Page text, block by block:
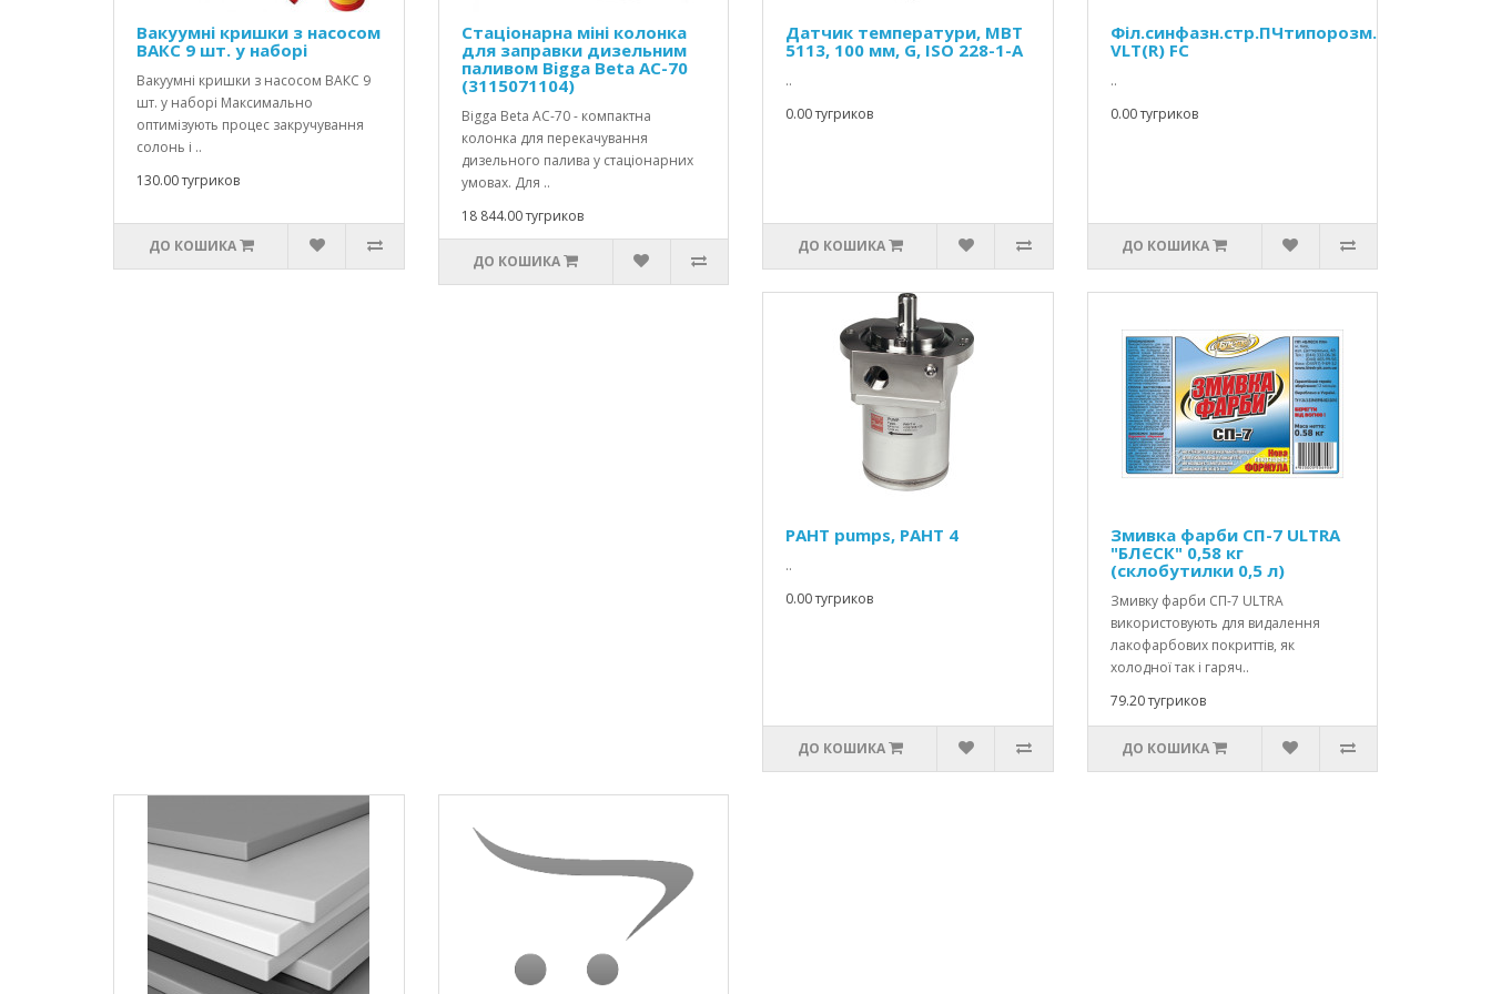
Вакуумні кришки з насосом
ВАКС 9 шт. у наборі
Вакуумні кришки з насосом ВАКС 9
шт. у наборі Максимально
оптимізують процес закручування
солонь і ..
130.00 тугриков
ДО КОШИКА
Стаціонарна міні колонка
для заправки дизельним
паливом Bigga Beta AC-70
(3115071104)
Bigga Beta AC-70 - компактна
колонка для перекачування
дизельного палива у стаціонарних
умовах. Для ..
18 844.00 тугриков
ДО КОШИКА
Датчик температури, MBT
5113, 100 мм, G, ISO 228-1-A
..
0.00 тугриков
ДО КОШИКА
Філ.синфазн.стр.ПЧтипорозм.А,В
VLT(R) FC
..
0.00 тугриков
ДО КОШИКА
PAHT pumps, PAHT 4
..
0.00 тугриков
ДО КОШИКА
Змивка фарби СП-7 ULTRA
"БЛЄСК" 0,58 кг
(склобутилки 0,5 л)
Змивку фарби СП-7 ULTRA
використовують для видалення
лакофарбових покриттів, як
холодної так і гаряч..
79.20 тугриков
ДО КОШИКА